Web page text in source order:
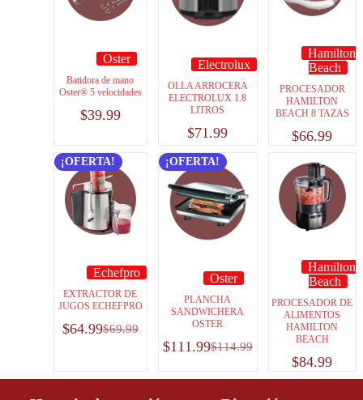
Oster
Batidora de mano
Oster® 5 velocidades
$39.99
Electrolux
OLLA ARROCERA
ELECTROLUX 1.8
LITROS
$71.99
Hamilton
Beach
PROCESADOR
HAMILTON
BEACH 8 TAZAS
$66.99
¡OFERTA!
Echefpro
EXTRACTOR DE
JUGOS ECHEFPRO
$69.99
$64.99
¡OFERTA!
Oster
PLANCHA
SANDWICHERA
OSTER
$114.99
$111.99
Hamilton
Beach
PROCESADOR DE
ALIMENTOS
HAMILTON
BEACH
$84.99